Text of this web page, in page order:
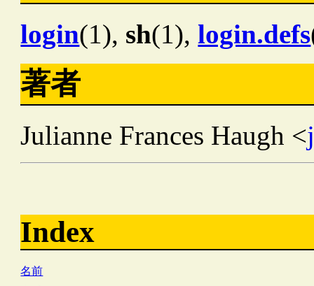
login(1), sh(1),login.defs
著者
Julianne Frances Haugh <
Index
名前